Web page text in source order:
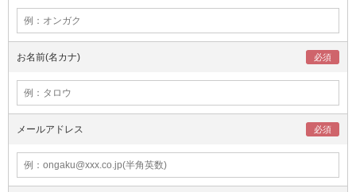
お名前(名カナ)
メールアドレス